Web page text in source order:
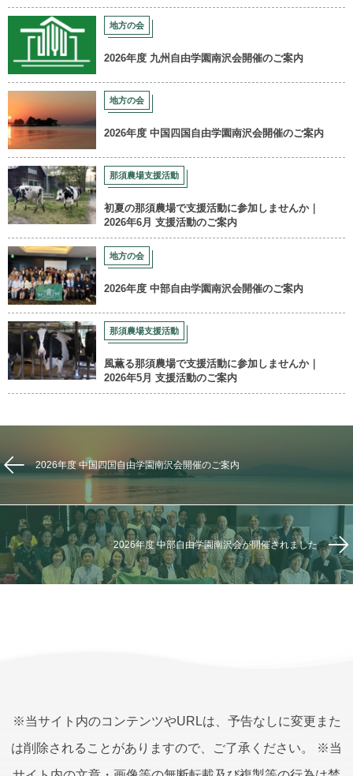
地方の会
2026年度 九州自由学園南沢会開催のご案内
地方の会
2026年度 中国四国自由学園南沢会開催のご案内
那須農場支援活動
初夏の那須農場で支援活動に参加しませんか｜
2026年6月 支援活動のご案内
地方の会
2026年度 中部自由学園南沢会開催のご案内
那須農場支援活動
風薫る那須農場で支援活動に参加しませんか｜
2026年5月 支援活動のご案内
2026年度 中国四国自由学園南沢会開催のご案内
2026年度 中部自由学園南沢会が開催されました
※当サイト内のコンテンツやURLは、予告なしに変更また
は削除されることがありますので、ご了承ください。 ※当